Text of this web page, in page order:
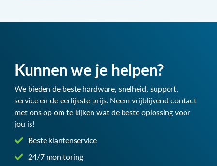
Kunnen we je helpen?
We bieden de beste hardware, snelheid, support,
service en de eerlijkste prijs. Neem vrijblijvend contact
met ons op om te kijken wat de beste oplossing voor
jou is!
Beste klantenservice
24/7 monitoring